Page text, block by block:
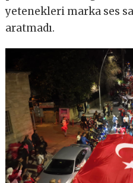
yetenekleri marka ses
aratmadı.